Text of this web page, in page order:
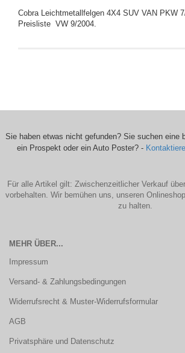
Cobra Leichtmetallfelgen 4X4 SUV VAN PKW
Preisliste VW 9/2004.
Sie haben etwas nicht gefunden? Sie suchen eine
ein Prospekt oder ein Auto Poster? -
Für alle Artikel gilt: Zwischenzeitlicher Verkauf
vorbehalten. Wir bemühen uns, unseren
zu halten.
MEHR ÜBER...
Impressum
Versand- & Zahlungsbedingungen
Widerrufsrecht & Muster-Widerrufsformular
AGB
Privatsphäre und Datenschutz